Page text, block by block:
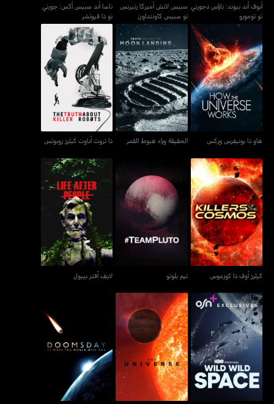
أبوف أند بيوند: نازاس دجورني
تو تومورو
سبيس لانش أميركا رتيرنس
تو سبيس كاونتداون
ناسا أند سبيس أكس: جورني
تو ذا فيوتشر
هاو ذا يونيفرس وركس
هاو ذا يونيفرس وركس
الحقيقة وراء هبوط القمر
الحقيقة وراء هبوط القمر
ذا تروث أباوت كيلرز روبوتس
ذا تروث أباوت كيلرز روبوتس
كيلرز أوف ذا كوزموس
كيلرز أوف ذا كوزموس
تيم بلوتو
تيم بلوتو
لايف أفتر بيبول
لايف أفتر بيبول
وايلد وايلد سبيس ذا يونيفيرس
دوومزداي: 10 ويز ذا وورلد
ويل إند